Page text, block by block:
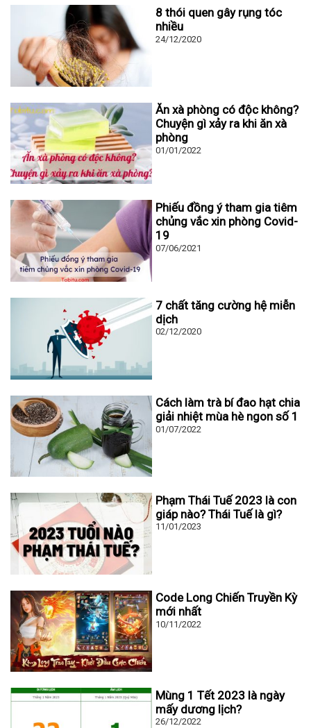
8 thói quen gây rụng tóc
nhiều
24/12/2020
Ăn xà phòng có độc không?
Chuyện gì xảy ra khi ăn xà
phòng
01/01/2022
Phiếu đồng ý tham gia tiêm
chủng vắc xin phòng Covid-
19
07/06/2021
7 chất tăng cường hệ miễn
dịch
02/12/2020
Cách làm trà bí đao hạt chia
giải nhiệt mùa hè ngon số 1
01/07/2022
Phạm Thái Tuế 2023 là con
giáp nào? Thái Tuế là gì?
11/01/2023
Code Long Chiến Truyền Kỳ
mới nhất
10/11/2022
Mùng 1 Tết 2023 là ngày
mấy dương lịch?
26/12/2022